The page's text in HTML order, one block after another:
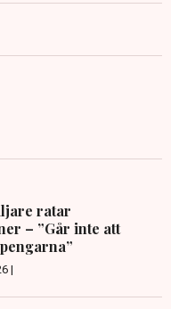
ratar
– ”Går inte att
|